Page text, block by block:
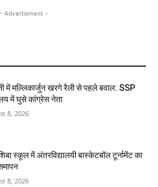
- Advertisment -
में मल्लिकार्जुन खरगे रैली से पहले बवाल: SSP
में घुसे कांग्रेस नेता
8, 2026
स्कूल में अंतरविद्यालयी बास्केटबॉल टूर्नामेंट का
8, 2026